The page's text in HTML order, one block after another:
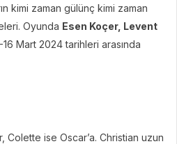
kimi zaman gülünç kimi zaman
Oyunda Esen Koçer, Levent
16 Mart 2024 tarihleri arasında
Colette ise Oscar’a. Christian uzun